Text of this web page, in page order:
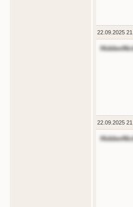
22.09.2025
22.09.2025